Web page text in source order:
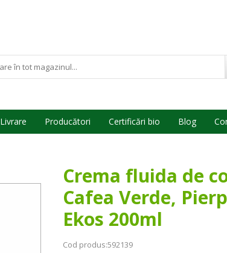
Livrare Producători Certificări bio Blog
Crema fluida de
Cafea Verde,
Ekos 200ml
Cod produs:592139